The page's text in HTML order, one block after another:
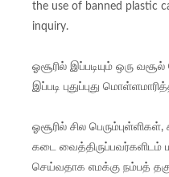
the use of banned plastic
inquiry.
ஓசூரில் இப்படியும் ஒரு
இப்படி புதுப்புது
ஓசூரில் சில
கடை வைத்திருப்பவர்களிடம்
செய்வதாக எமக்கு நம்பத்